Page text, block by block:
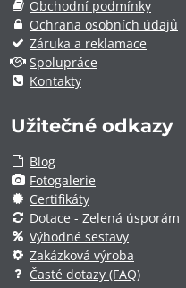
Obchodní podmínky
Ochrana osobních údajů
Záruka a reklamace
Spolupráce
Kontakty
Užitečné odkazy
Blog
Fotogalerie
Certifikáty
Dotace - Zelená úsporám
Výhodné sestavy
Zakázková výroba
Časté dotazy (FAQ)